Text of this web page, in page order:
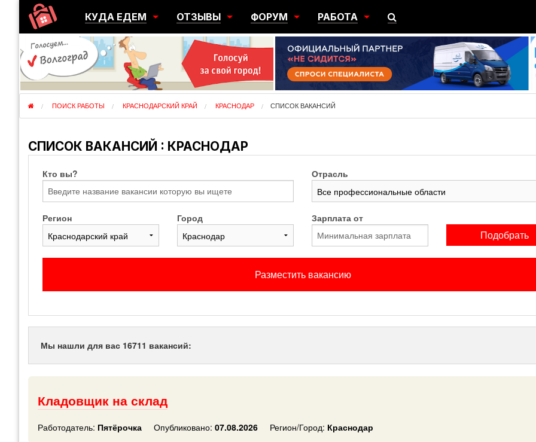
КУДА ЕДЕМ
ГОРОДА
РЕГИОНЫ
ОТЗЫВЫ
ПЕРЕЕЗДЫ
ЭМИГРАЦИЯ
ФОРУМ
ЮЖНЫЙ
РАБОТА
ПОИСК РАБОТЫ
РАЗМЕСТИТЬ ВАКАНСИЮ
ПОИСК РАБОТЫ КРАСНОДАРСКИЙ КРАЙ КРАСНОДАР СПИСОК ВАКАНСИЙ
СПИСОК ВАКАНСИЙ : КРАСНОДАР
Кто вы? Отрасль
Регион Город Зарплата от
Подобрать
Разместить вакансию
Мы нашли для вас 16711 вакансий:
Кладовщик на склад
Работодатель: Пятёрочка Опубликовано: 07.08.2026 Регион/Город: Краснодар